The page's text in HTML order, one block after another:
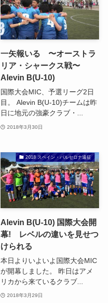
一矢報いる 〜オーストラ
リア・シャークス戦〜
Alevin B(U-10)
国際大会MIC、予選リーグ2日
目。 Alevin B(U-10)チームは昨
日に地元の強豪クラブ・...
2018年3月30日
2018 スペイン・バルセロナ遠征
Alevin B(U-10) 国際大会開
幕! レベルの違いを見せつ
けられる
本日よりいよいよ国際大会MIC
が開幕しました。 昨日はアメ
リカから来ているクラブ...
2018年3月29日